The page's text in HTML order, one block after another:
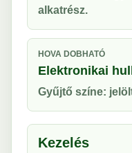
alkatrész.
HOVA DOBHATÓ
Elektronikai
Gyűjtő színe:
Kezelés